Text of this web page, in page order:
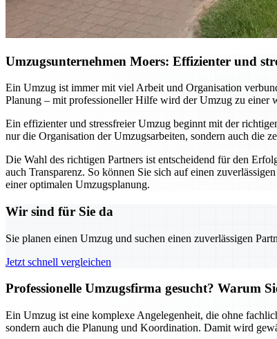
Umzugsunternehmen Moers: Effizienter und
Ein Umzug ist immer mit viel Arbeit und Organisation
Planung – mit professioneller Hilfe wird der Umzug zu einer
Ein effizienter und stressfreier Umzug beginnt mit der
nur die Organisation der Umzugsarbeiten, sondern auch die
Die Wahl des richtigen Partners ist entscheidend für den
auch Transparenz. So können Sie sich auf einen
einer optimalen Umzugsplanung.
Wir sind für Sie da
Sie planen einen Umzug und suchen einen zuverlässigen
Jetzt schnell vergleichen
Professionelle Umzugsfirma gesucht? Warum
Ein Umzug ist eine komplexe Angelegenheit, die ohne
sondern auch die Planung und Koordination. Damit wird